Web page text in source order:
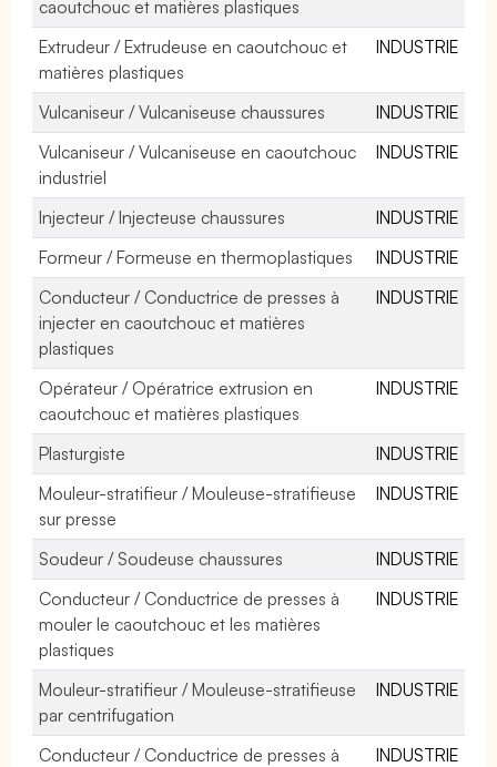
caoutchouc et matières plastiques
Extrudeur / Extrudeuse en caoutchouc et
matières plastiques
INDUSTRIE
Vulcaniseur / Vulcaniseuse chaussures
INDUSTRIE
Vulcaniseur / Vulcaniseuse en caoutchouc
industriel
INDUSTRIE
Injecteur / Injecteuse chaussures
INDUSTRIE
Formeur / Formeuse en thermoplastiques
INDUSTRIE
Conducteur / Conductrice de presses à
injecter en caoutchouc et matières
plastiques
INDUSTRIE
Opérateur / Opératrice extrusion en
caoutchouc et matières plastiques
INDUSTRIE
Plasturgiste
INDUSTRIE
Mouleur-stratifieur / Mouleuse-stratifieuse
sur presse
INDUSTRIE
Soudeur / Soudeuse chaussures
INDUSTRIE
Conducteur / Conductrice de presses à
mouler le caoutchouc et les matières
plastiques
INDUSTRIE
Mouleur-stratifieur / Mouleuse-stratifieuse
par centrifugation
INDUSTRIE
Conducteur / Conductrice de presses à
INDUSTRIE